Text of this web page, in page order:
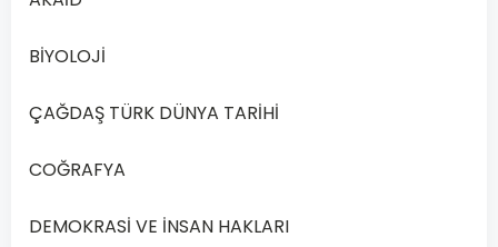
Din
ve
Bilgisi
Dersi
BİYOLOJİ
ÇAĞDAŞ TÜRK DÜNYA TARİHİ
COĞRAFYA
DEMOKRASİ VE İNSAN HAKLARI